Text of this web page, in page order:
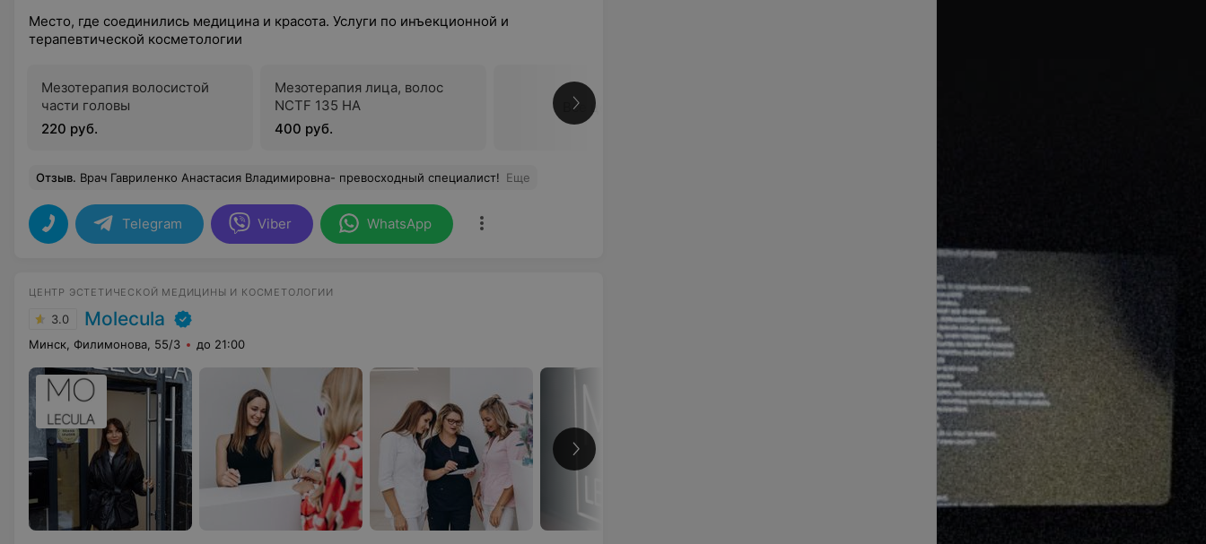
Место, где соединились медицина и красота. Услуги по инъекционной и
терапевтической косметологии
Мезотерапия волосистой
части головы
220 руб.
Мезотерапия лица, волос
NCTF 135 HA
400 руб.
Все цены
Отзыв. Врач Гавриленко Анастасия Владимировна- превосходный специалист! Еще
Telegram Viber WhatsApp
ЦЕНТР ЭСТЕТИЧЕСКОЙ МЕДИЦИНЫ И КОСМЕТОЛОГИИ
Подробнее
3.0 Molecula
Минск, Филимонова, 55/3 до 21:00